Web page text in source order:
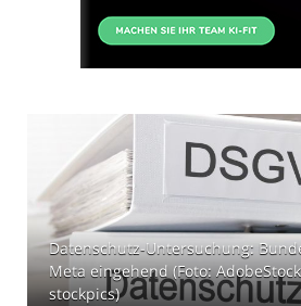
Datenschutz-Untersuchung:
Meta eingehend (Foto:
stockpics)